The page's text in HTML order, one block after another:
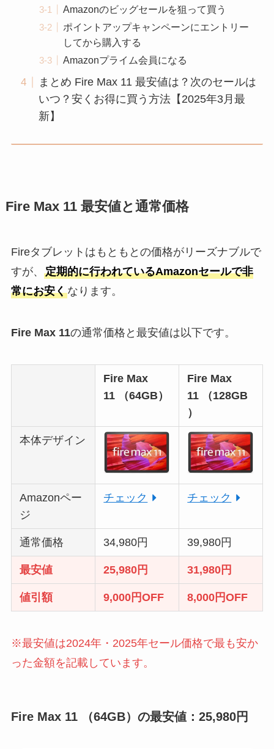
Amazonのビッグセールを狙って買う
ポイントアップキャンペーンにエントリー
してから購入する
Amazonプライム会員になる
まとめ Fire Max 11 最安値は？次のセールは
いつ？安くお得に買う方法【2025年3月最
新】
Fire Max 11 最安値と通常価格
Fireタブレットはもともとの価格がリーズナブルで
すが、 定期的に行われているAmazonセールで非
常にお安くなります。
Fire Max 11の通常価格と最安値は以下です。
Fire Max
11 （64GB）
Fire Max
11 （128GB
）
本体デザイン
Amazonペー
ジ
チェック チェック
通常価格 34,980円 39,980円
最安値 25,980円 31,980円
値引額 9,000円OFF 8,000円OFF
※最安値は2024年・2025年セール価格で最も安か
った金額を記載しています。
Fire Max 11 （64GB） の最安値：25,980円